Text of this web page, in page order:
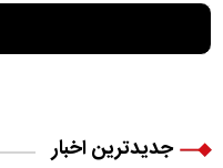
جدیدترین اخبار